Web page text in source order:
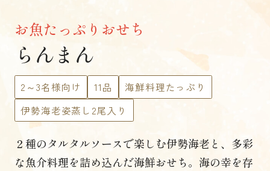
お魚たっぷりおせち
らんまん
2～3名様向け 11品
海鮮料理たっぷり
伊勢海老姿蒸し2尾入り
２種のタルタルソースで楽しむ伊勢海老と、 多彩
な魚介料理を詰め込んだ海鮮おせち。 海の幸を存